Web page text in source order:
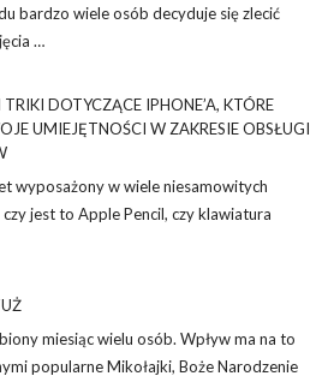
bardzo wiele osób decyduje się zlecić
…
DOTYCZĄCE IPHONE’A, KTÓRE
UMIEJĘTNOŚCI W ZAKRESIE OBSŁUGI
wyposażony w wiele niesamowitych
jest to Apple Pencil, czy klawiatura
miesiąc wielu osób. Wpływ ma na to
popularne Mikołajki, Boże Narodzenie